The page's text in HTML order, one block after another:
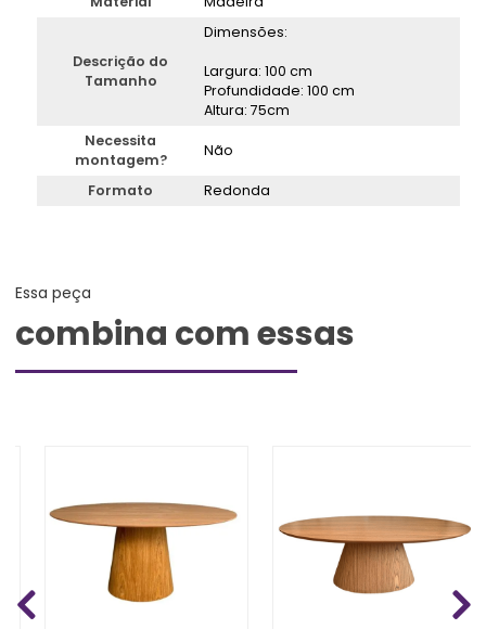
Descrição do
Tamanho
Dimensões:
Largura: 100 cm
Profundidade: 100 cm
Altura: 75cm
Necessita
montagem?
Não
Formato Redonda
Essa peça
combina com essas